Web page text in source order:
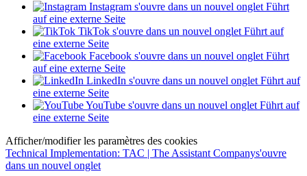
Instagram s'ouvre dans un nouvel onglet Führt
auf eine externe Seite
TikTok s'ouvre dans un nouvel onglet Führt auf
eine externe Seite
Facebook s'ouvre dans un nouvel onglet Führt
auf eine externe Seite
LinkedIn s'ouvre dans un nouvel onglet Führt auf
eine externe Seite
YouTube s'ouvre dans un nouvel onglet Führt auf
eine externe Seite
Afficher/modifier les paramètres des cookies
Technical Implementation: TAC | The Assistant Companys'ouvre
dans un nouvel onglet